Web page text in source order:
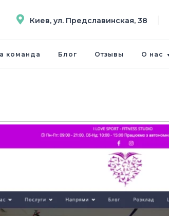
Киев, ул. Предславинская, 38
команда Блог Отзывы О нас